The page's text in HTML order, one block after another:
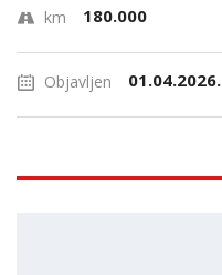
km 180.000
Objavljen 01.04.2026.